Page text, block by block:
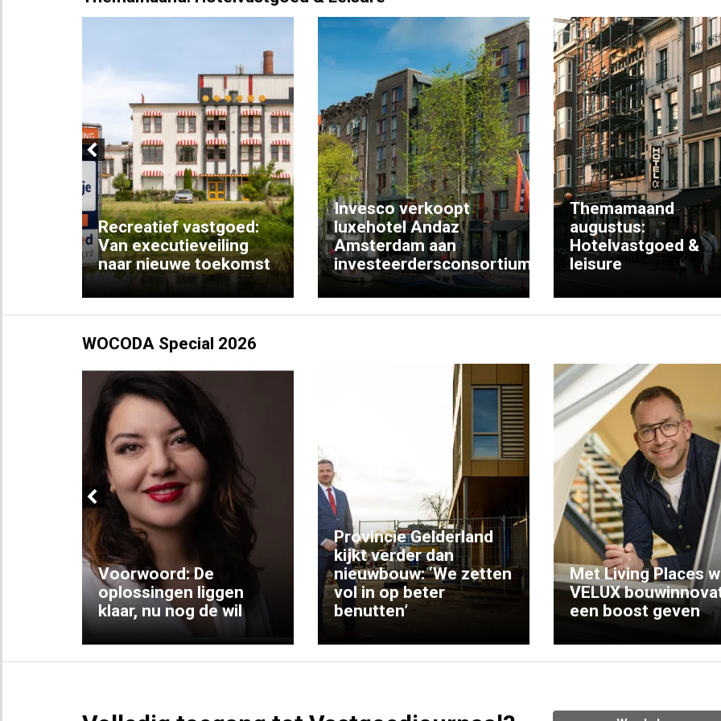
Previous
Recreatief vastgoed:
Van executieveiling
naar nieuwe toekomst
Invesco verkoopt
luxehotel Andaz
Amsterdam aan
investeerdersconsortium
Themamaand
augustus:
Hotelvastgoed &
leisure
WOCODA Special 2026
Previous
Voorwoord: De
oplossingen liggen
klaar, nu nog de wil
Provincie Gelderland
kijkt verder dan
nieuwbouw: ‘We zetten
vol in op beter
benutten’
Met Living Places
VELUX
een boost geven